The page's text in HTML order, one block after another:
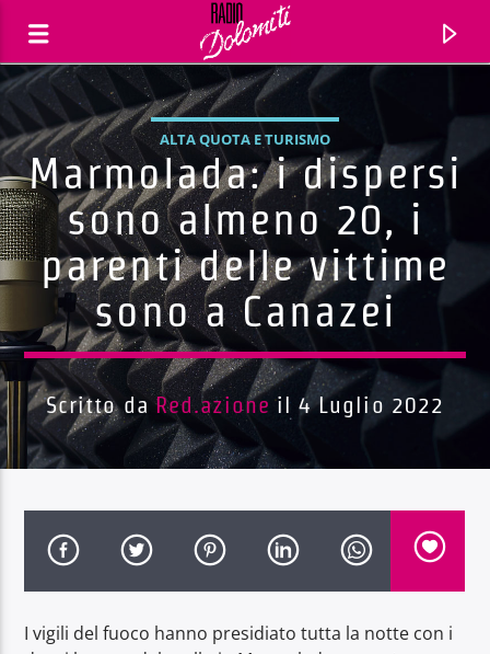
Traccia corrente
Titolo
Artista
Radio Dolomiti
ALTA QUOTA E TURISMO
Marmolada: i dispersi
sono almeno 20, i
parenti delle vittime
sono a Canazei
Scritto da Red.azione il 4 Luglio 2022
I vigili del fuoco hanno presidiato tutta la notte con i